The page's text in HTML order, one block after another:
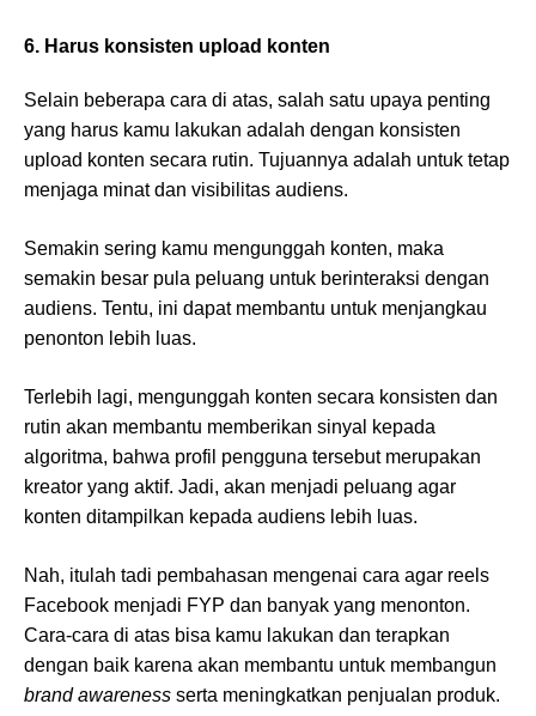
6. Harus konsisten upload konten
Selain beberapa cara di atas, salah satu upaya penting
yang harus kamu lakukan adalah dengan konsisten
upload konten secara rutin. Tujuannya adalah untuk tetap
menjaga minat dan visibilitas audiens.
Semakin sering kamu mengunggah konten, maka
semakin besar pula peluang untuk berinteraksi dengan
audiens. Tentu, ini dapat membantu untuk menjangkau
penonton lebih luas.
Terlebih lagi, mengunggah konten secara konsisten dan
rutin akan membantu memberikan sinyal kepada
algoritma, bahwa profil pengguna tersebut merupakan
kreator yang aktif. Jadi, akan menjadi peluang agar
konten ditampilkan kepada audiens lebih luas.
Nah, itulah tadi pembahasan mengenai cara agar reels
Facebook menjadi FYP dan banyak yang menonton.
Cara-cara di atas bisa kamu lakukan dan terapkan
dengan baik karena akan membantu untuk membangun
brand awareness serta meningkatkan penjualan produk.